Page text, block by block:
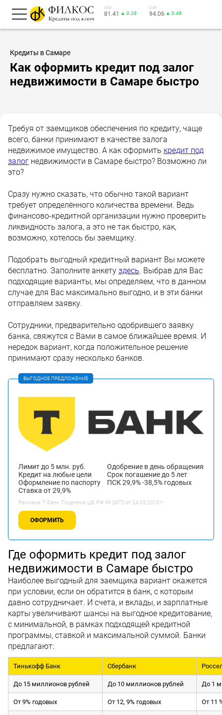
USD
81.41 ▲ 0.28
EUR
94.06 ▲ 0.48
Кредиты в Самаре
Как оформить кредит под залог
недвижимости в Самаре быстро
Требуя от заемщиков обеспечения по кредиту, чаще
всего, банки принимают в качестве залога
недвижимое имущество. А как оформить кредит под
залог недвижимости в Самаре быстро? Возможно ли
это?
Сразу нужно сказать, что обычно такой вариант
требует определённого количества времени. Ведь
финансово-кредитной организации нужно проверить
ликвидность залога, а это не так быстро, как,
возможно, хотелось бы заемщику.
Подобрать выгодный кредитный вариант Вы можете
бесплатно. Заполните анкету здесь. Выбрав для Вас
подходящие варианты, мы определяем, что в данном
случае для Вас максимально выгодно, и в эти банки
отправляем заявку.
Сотрудники, предварительно одобрившего заявку
банка, свяжутся с Вами в самое ближайшее время. И
нередок вариант, когда положительное решение
принимают сразу несколько банков.
ВЫГОДНОЕ ПРЕДЛОЖЕНИЕ
Лимит до 5 млн. руб.
Кредит на любые цели
Оформление по паспорту
Ставка от 29,9%
Одобрение в день обращения
Срок погашение до 5 лет
ПСК 29,9% -38,5% годовых
Реклама Т-Банк.Лицензия ЦБ РФ № 2673 от 24.03.2015 г.
ОФОРМИТЬ
Где оформить кредит под залог
недвижимости в Самаре быстро
Наиболее выгодный для заемщика вариант окажется
при условии, если он обратится в банк, с которым
давно сотрудничает. И счета, и вклады, и зарплатные
карты увеличивают шансы на выгодное кредитование,
с минимальной, в рамках подходящей кредитной
программы, ставкой и максимальной суммой. Банки
предлагают:
Тинькофф Банк Сбербанк
До 15 миллионов рублей До 10 миллионов рублей До 1
От 9% годовых От 12, 9% годовых От 11